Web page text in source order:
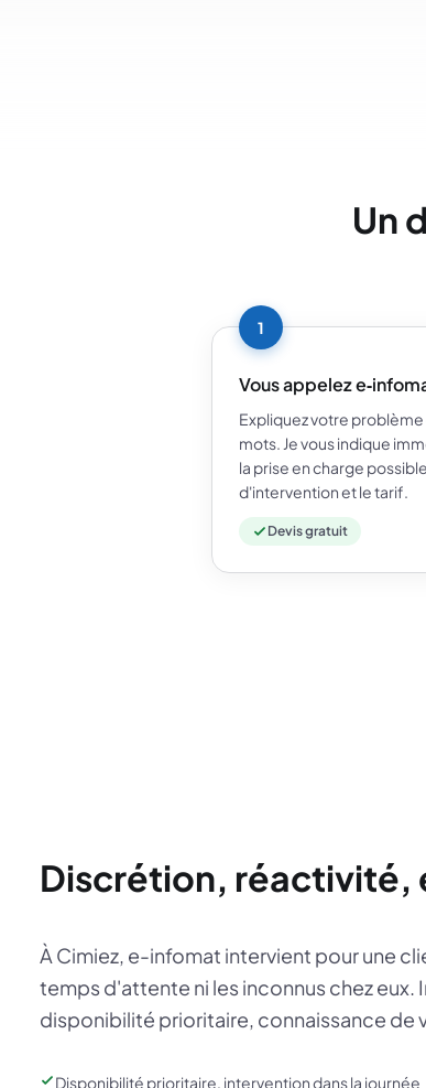
Un
1
Vous appelez
Expliquez votre
mots. Je vous indique
la prise en charge
d'intervention et le tarif.
Devis gratuit
Discrétion, réactivité,
À Cimiez, e-infomat intervient pour une
temps d'attente ni les inconnus chez eux.
disponibilité prioritaire, connaissance de
Disponibilité prioritaire, intervention dans la journée